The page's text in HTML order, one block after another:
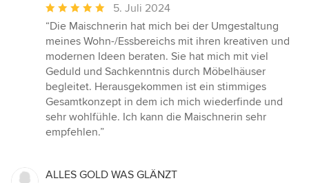
Durchschnittliche
Bewertung:
5
von
5
Sternen
5. Juli 2024
“Die Maischnerin hat mich bei der Umgestaltung
meines Wohn-/Essbereichs mit ihren kreativen und
modernen Ideen beraten. Sie hat mich mit viel
Geduld und Sachkenntnis durch Möbelhäuser
begleitet. Herausgekommen ist ein stimmiges
Gesamtkonzept in dem ich mich wiederfinde und
sehr wohlfühle. Ich kann die Maischnerin sehr
empfehlen.”
ALLES GOLD WAS GLÄNZT